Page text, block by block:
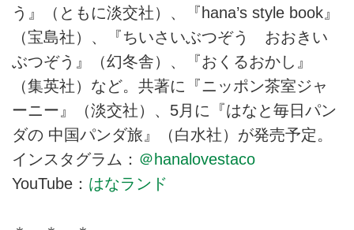
う』（ともに淡交社）、『hana’s style book』
（宝島社）、『ちいさいぶつぞう おおきい
ぶつぞう』（幻冬舎）、『おくるおかし』
（集英社）など。共著に『ニッポン茶室ジャ
ーニー』（淡交社）、5月に『はなと毎日パン
ダの 中国パンダ旅』（白水社）が発売予定。
インスタグラム： ＠hanalovestaco
YouTube： はなランド